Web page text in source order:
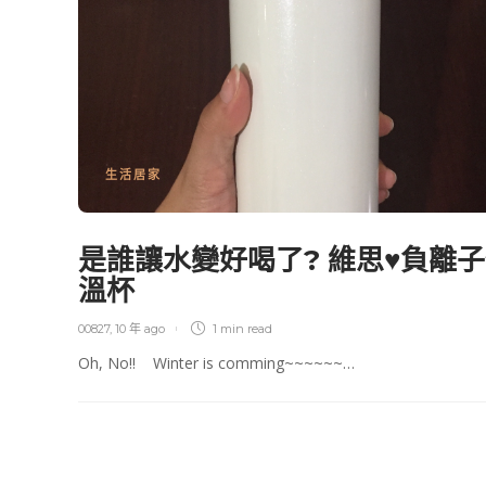
生活居家
是誰讓水變好喝了? 維思♥負離
溫杯
00827, 10 年 ago 1 min read
Oh, No!! Winter is comming~~~~~~…